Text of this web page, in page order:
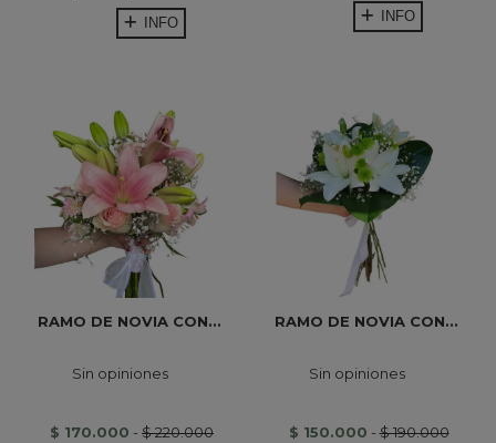
INFO INFO
RAMO DE NOVIA CON...
Sin opiniones
$ 170.000 - $ 220.000
RAMO DE NOVIA CON...
Sin opiniones
$ 150.000 -$ 190.000